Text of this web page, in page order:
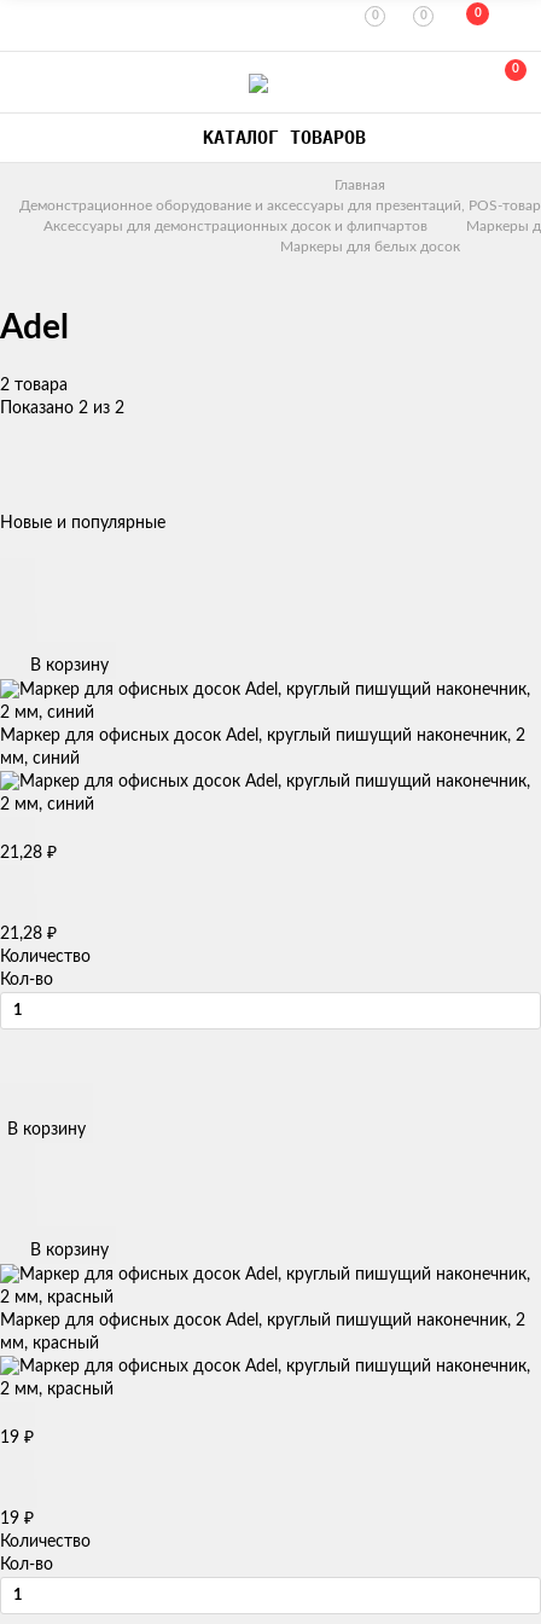
0 0 0
0
КАТАЛОГ ТОВАРОВ
Главная
Демонстрационное оборудование и аксессуары для презентаций, POS-
Аксессуары для демонстрационных досок и флипчартов
Маркеры
Маркеры для белых досок
Adel
2 товара
Показано 2 из 2
Новые и популярные
В корзину
Маркер для офисных досок Adel, круглый пишущий наконечник, 2
мм, синий
21,28 ₽
21,28 ₽
Количество
Кол-во
В корзину
В корзину
Маркер для офисных досок Adel, круглый пишущий наконечник, 2
мм, красный
19 ₽
19 ₽
Количество
Кол-во